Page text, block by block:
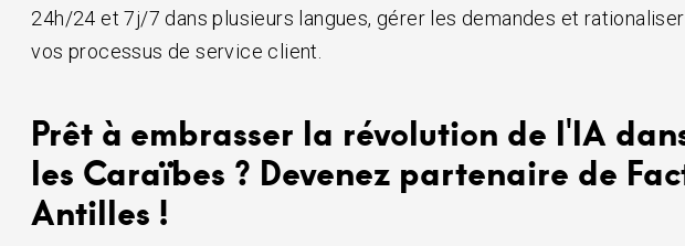
24h/24 et 7j/7 dans plusieurs langues, gérer les demandes et rationaliser
vos processus de service client.
Prêt à embrasser la révolution de l'IA
les Caraïbes ? Devenez partenaire de
Antilles !